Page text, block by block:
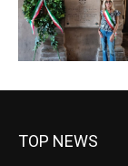
TOP NEWS